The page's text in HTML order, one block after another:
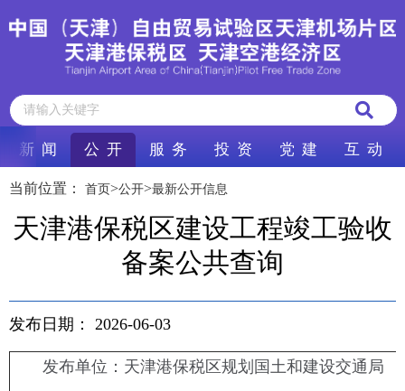
新 闻 公 开 服 务 投 资 党 建 互 动
当前位置： 首页>公开>最新公开信息
天津港保税区建设工程竣工验收
备案公共查询
发布日期： 2026-06-03
发布单位：天津港保税区规划国土和建设交通局